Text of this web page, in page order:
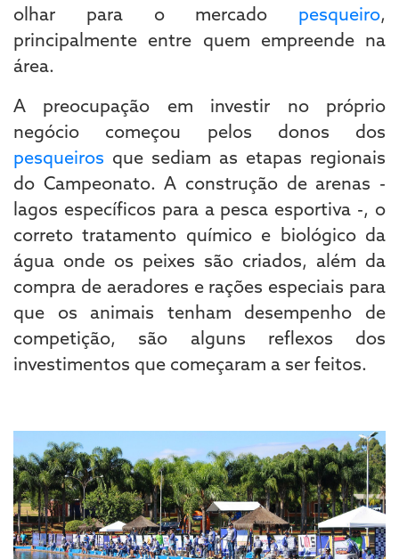
olhar para o mercado pesqueiro,
principalmente entre quem empreende na
área.
A preocupação em investir no próprio
negócio começou pelos donos dos
pesqueiros que sediam as etapas regionais
do Campeonato. A construção de arenas -
lagos específicos para a pesca esportiva -, o
correto tratamento químico e biológico da
água onde os peixes são criados, além da
compra de aeradores e rações especiais para
que os animais tenham desempenho de
competição, são alguns reflexos dos
investimentos que começaram a ser feitos.